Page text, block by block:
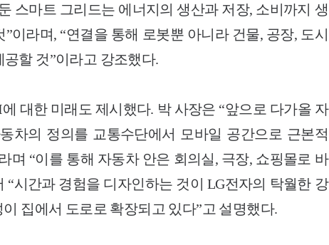
스마트 그리드는 에너지의 생산과 저장, 소비 까지 생
이라며, “연결을 통해 로봇뿐 아니라 건물, 공장, 도시
할 것”이라고 강조했다.
대한 미래도 제시했다. 박 사장은 “앞으로 다가올 자
차의 정의를 교통수단에서 모바일 공간으로 근본적
며 “이를 통해 자동차 안은 회의실, 극장, 쇼핑몰로 바
“시간과 경험을 디자인하는 것이 LG전자의 탁월한 강
집에서 도로로 확장되고 있다”고 설명했다.